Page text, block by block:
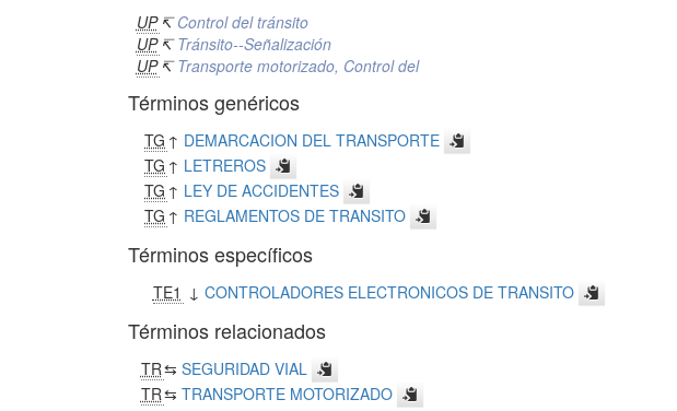
UP ↸Control del tránsito
UP ↸Tránsito--Señalización
UP ↸Transporte motorizado, Control del
Términos genéricos
TG ↑ DEMARCACION DEL TRANSPORTE
TG ↑ LETREROS
TG ↑ LEY DE ACCIDENTES
TG ↑ REGLAMENTOS DE TRANSITO
Términos específicos
TE1 ↓ CONTROLADORES ELECTRONICOS DE TRANSITO
Términos relacionados
TR⇆ SEGURIDAD VIAL
TR⇆ TRANSPORTE MOTORIZADO